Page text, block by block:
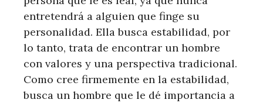
entretendrá a alguien que finge su
personalidad. Ella busca estabilidad, por
lo tanto, trata de encontrar un hombre
con valores y una perspectiva tradicional.
Como cree firmemente en la estabilidad,
busca un hombre que le dé importancia a